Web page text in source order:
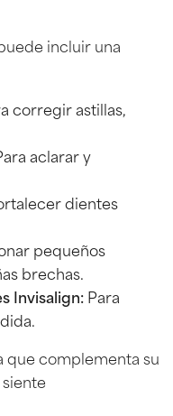
incluir una
corregir astillas,
aclarar y
dientes
pequeños
brechas.
Invisalign:Para
que complementa su